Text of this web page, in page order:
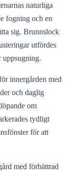
naturliga
fogning och en
sig. Brunnslock
utfördes
innergården med
och daglig
om
tydligt
för att
med förbättrad